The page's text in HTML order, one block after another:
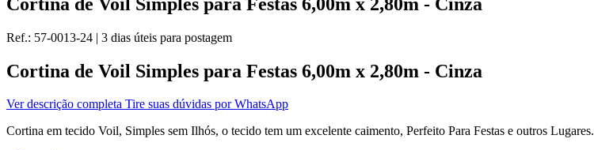
Ref.: 57-0013-24 | 3 dias úteis para postagem
Cortina de Voil Simples para Festas 6,00m x 2,80m - Cinza
Ver descrição completa Tire suas dúvidas por WhatsApp
Cortina em tecido Voil, Simples sem Ilhós, o tecido tem um excelente caimento, Perfeito Para Festas e outros Lugares.